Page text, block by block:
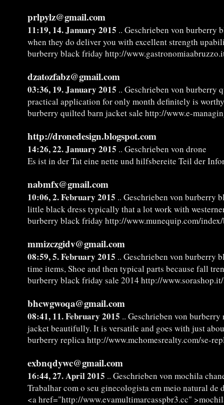
prlpylz@gmail.com
11:19, 14. January 2015 .. Geschrieben von burberry
when they do deliver you with excellent strength
burberry black friday http://
dzatozfabz@gmail.com
03:36, 19. January 2015 .. Geschrieben von burberry
practical application for only month definitely is
burberry quilted barn jacket sale http://www.e-
http://dronedesign.blogspot.com
14:26, 22. January 2015 .. Geschrieben von drone
Es ist in der Tat eine nette und hilfsbereite Teil der
nabmfx@gmail.com
10:06, 2. February 2015 .. Geschrieben von burberry
little black dress typically that a lot work with
burberry black friday http://www.munequip.com/
mmizczgidv@gmail.com
08:59, 5. February 2015 .. Geschrieben von burberry
time items, Shoe and then typical parts because fall
burberry black friday sale 2014 http://
bhcwgwoqa@gmail.com
08:41, 11. February 2015 .. Geschrieben von burberry
jacket beautifully. It is versatile and goes with just
burberry replica http://www.mchomesrealty.com/se-
exbnqdywc@gmail.com
16:44, 27. April 2015 .. Geschrieben von mochila
Trabalhar com o seu ginecologista em meio natural de
<a href="http://www.evamultimarcasspbr3.cc"